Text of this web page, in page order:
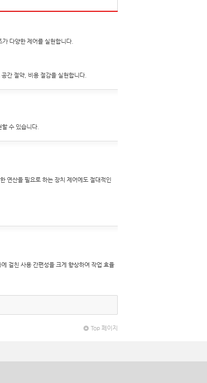
다양한 제어를 실현합니다.
간 절약, 비용 절감을 실현합니다.
수 있습니다.
연산을 필요로 하는 장치 제어에도 절대적인
걸친 사용 간편성을 크게 향상하여 작업 효율
Top 페이지